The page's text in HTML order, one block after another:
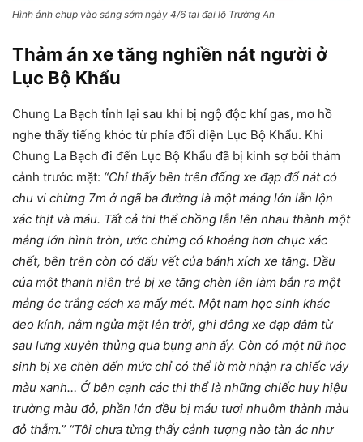
Hình ảnh chụp vào sáng sớm ngày 4/6 tại đại lộ Trường An
Thảm án xe tăng nghiền nát người ở
Lục Bộ Khẩu
Chung La Bạch tỉnh lại sau khi bị ngộ độc khí gas, mơ hồ
nghe thấy tiếng khóc từ phía đối diện Lục Bộ Khẩu. Khi
Chung La Bạch đi đến Lục Bộ Khẩu đã bị kinh sợ bởi thảm
cảnh trước mặt: “Chỉ thấy bên trên đống xe đạp đổ nát có
chu vi chừng 7m ở ngã ba đường là một mảng lớn lẫn lộn
xác thịt và máu. Tất cả thi thể chồng lẫn lên nhau thành một
mảng lớn hình tròn, ước chừng có khoảng hơn chục xác
chết, bên trên còn có dấu vết của bánh xích xe tăng. Đầu
của một thanh niên trẻ bị xe tăng chèn lên làm bắn ra một
mảng óc trắng cách xa mấy mét. Một nam học sinh khác
đeo kính, nằm ngửa mặt lên trời, ghi đông xe đạp đâm từ
sau lưng xuyên thủng qua bụng anh ấy. Còn có một nữ học
sinh bị xe chèn đến mức chỉ có thể lờ mờ nhận ra chiếc váy
màu xanh… Ở bên cạnh các thi thể là những chiếc huy hiệu
trường màu đỏ, phần lớn đều bị máu tươi nhuộm thành màu
đỏ thẫm.” “Tôi chưa từng thấy cảnh tượng nào tàn ác như